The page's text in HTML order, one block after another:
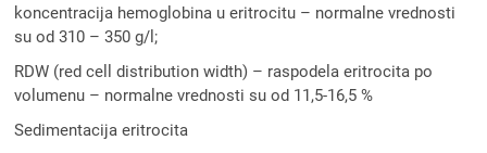
koncentracija hemoglobina u eritrocitu – normalne vrednosti
su od 310 – 350 g/l;
RDW (red cell distribution width) – raspodela eritrocita po
volumenu – normalne vrednosti su od 11,5-16,5 %
Sedimentacija eritrocita